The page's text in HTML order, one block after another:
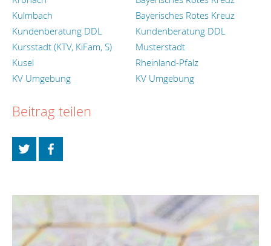
Kulmbach
Bayerisches Rotes Kreuz
Kundenberatung DDL
Kundenberatung DDL
Kursstadt (KTV, KiFam, S)
Musterstadt
Kusel
Rheinland-Pfalz
KV Umgebung
KV Umgebung
Beitrag teilen